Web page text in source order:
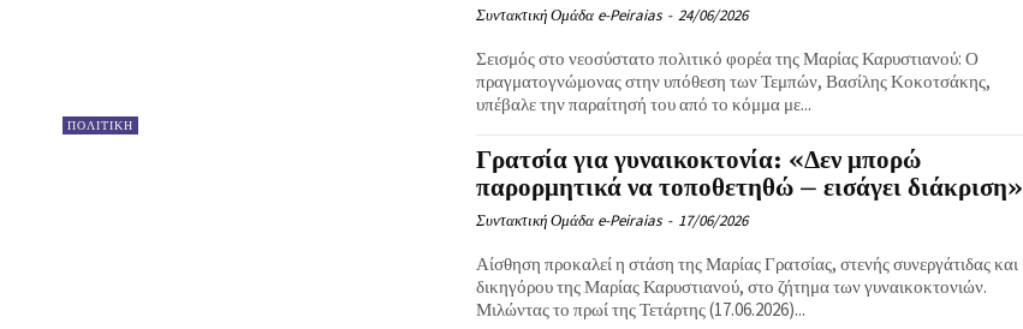
ΠΟΛΙΤΙΚΗ
Συντακτική Ομάδα e-Peiraias - 24/06/2026
Σεισμός στο νεοσύστατο πολιτικό φορέα της Μαρίας Καρυστιανού: Ο
πραγματογνώμονας στην υπόθεση των Τεμπών, Βασίλης Κοκοτσάκης,
υπέβαλε την παραίτησή του από το κόμμα με...
Γρατσία για γυναικοκτονία: «Δεν μπορώ
παρορμητικά να τοποθετηθώ – εισάγει διάκριση»
Συντακτική Ομάδα e-Peiraias - 17/06/2026
Αίσθηση προκαλεί η στάση της Μαρίας Γρατσίας, στενής συνεργάτιδας και
δικηγόρου της Μαρίας Καρυστιανού, στο ζήτημα των γυναικοκτονιών.
Μιλώντας το πρωί της Τετάρτης (17.06.2026)...